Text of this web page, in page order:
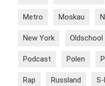
Metro Moskau
New York Oldschool
Podcast Polen
Rap Russland